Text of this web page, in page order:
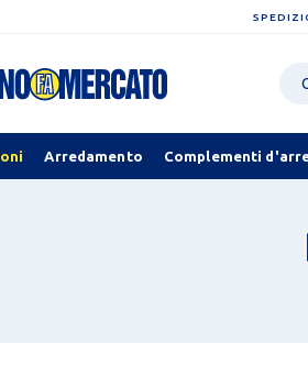
Arredamento Complementi